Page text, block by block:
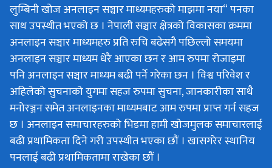
लुम्बिनी खोज अनलाइन सञ्चार माध्यमहरुको माझमा नया“ पनका
साथ उपस्थीत भएको छ । नेपाली सञ्चार क्षेत्रको विकासका क्रममा
अनलाइन सञ्चार माध्यमहरु प्रति रुचि बढेसगै पछिल्लो समयमा
अनलाइन सञ्चार माध्यम धेरै आएका छन र आम रुपमा रोजाइमा
पनि अनलाइन सञ्चार माध्यम बढी पर्ने गरेका छन । विश्व परिवेश र
अहिलेको सुचनाको युगमा सहज रुपमा सुचना, जानकारीका साथै
मनोरञ्जन समेत अनलाइनका माध्यमबाट आम रुपमा प्राप्त गर्न सहज
छ । अनलाइन समाचारहरुको भिडमा हामी खोजमुलक समाचारलाई
बढी प्रथामिकता दिने गरी उपस्थीत भएका छौं । खासगरेर स्थानिय
पनलाई बढी प्रथामिकतामा राखेका छौं ।